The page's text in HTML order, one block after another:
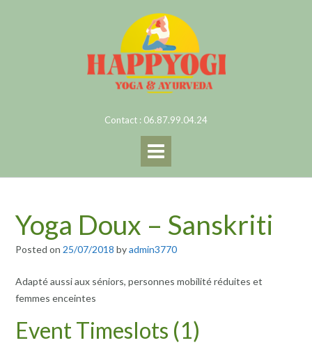
Contact : 06.87.99.04.24
Yoga Doux – Sanskriti
Posted on 25/07/2018 byadmin3770
Adapté aussi aux séniors, personnes mobilité réduites et
femmes enceintes
Event Timeslots (1)